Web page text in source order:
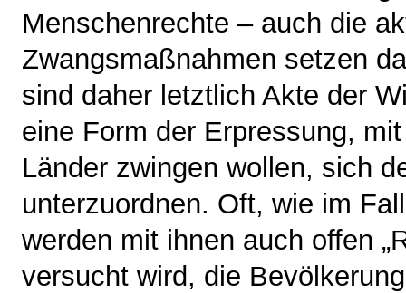
Menschenrechte – auch die
Zwangsmaßnahmen setzen
sind daher letztlich Akte der
eine Form der Erpressung,
Länder zwingen wollen, sich
unterzuordnen. Oft, wie im
werden mit ihnen auch offen
versucht wird, die